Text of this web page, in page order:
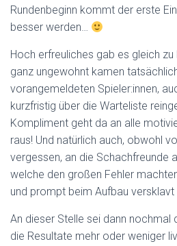
Rundenbeginn kommt der erste
besser werden…
Hoch erfreuliches gab es gleich
ganz ungewohnt kamen
vorangemeldeten Spieler:innen,
kurzfristig über die Warteliste
Kompliment geht da an alle
raus! Und natürlich auch, obwohl
vergessen, an die Schachfreunde
welche den großen Fehler
und prompt beim Aufbau
An dieser Stelle sei dann nochmal
die Resultate mehr oder weniger